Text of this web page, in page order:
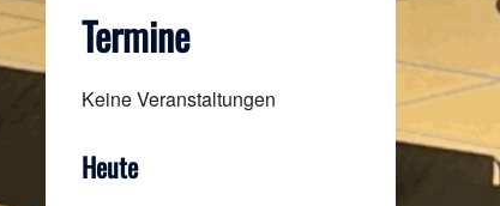
Termine
Keine Veranstaltungen
Heute